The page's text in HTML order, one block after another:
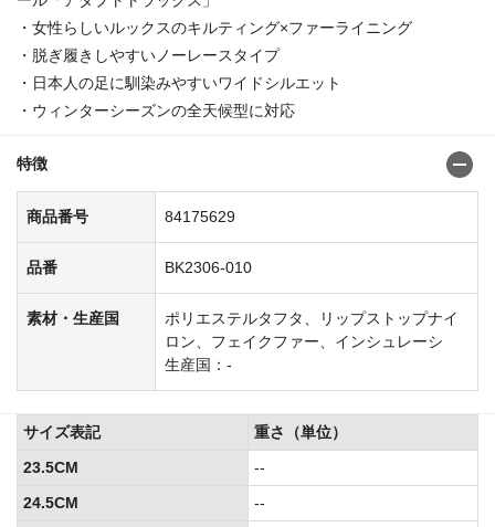
・女性らしいルックスのキルティング×ファーライニング
・脱ぎ履きしやすいノーレースタイプ
・日本人の足に馴染みやすいワイドシルエット
・ウィンターシーズンの全天候型に対応
特徴
商品番号 84175629
品番 BK2306-010
素材・生産国
ポリエステルタフタ、リップストップナイ
ロン、フェイクファー、インシュレーシ
生産国：-
サイズ表記
重さ（単位）
23.5CM
--
24.5CM
--